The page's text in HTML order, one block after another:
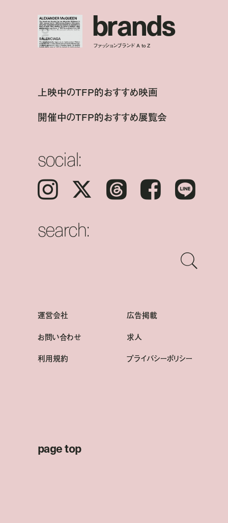
brands
ファッションブランド A to Z
上映中のTFP的おすすめ映画
開催中のTFP的おすすめ展覧会
social:
Instagram 𝕏 Threads Facebook LINE
search:
運営会社
広告掲載
お問い合わせ
求人
利用規約 プライバシーポリシー
page top